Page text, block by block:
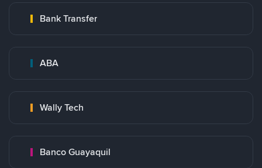
Bank Transfer
ABA
Wally Tech
Banco Guayaquil